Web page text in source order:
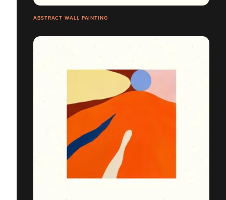
ABSTRACT WALL PAINTING